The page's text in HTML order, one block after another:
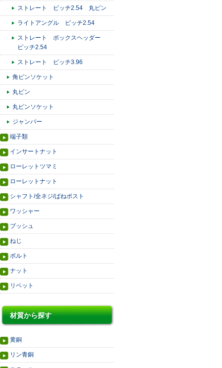
ストレート ピッチ2.54 丸ピン
ライトアングル ピッチ2.54
ストレート ボックスヘッダー
ピッチ2.54
ストレート ピッチ3.96
角ピンソケット
丸ピン
丸ピンソケット
ジャンパー
端子類
インサートナット
ローレットツマミ
ローレットナット
シャフト/全ネジ/ばねポスト
ワッシャー
ブッシュ
ねじ
ボルト
ナット
リベット
材質から探す
黄銅
リン青銅